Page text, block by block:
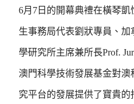
6月7日的開幕典禮在橫琴
生事務局代表劉狀專員、
學研究所主席兼所長Prof.
澳門科學技術發展基金對
究平台的發展提供了寶貴